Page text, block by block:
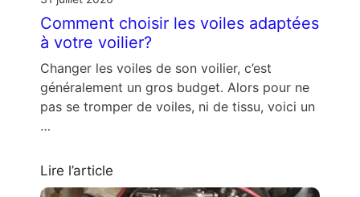
Comment choisir les voiles adaptées
à votre voilier?
Changer les voiles de son voilier, c’est
généralement un gros budget. Alors pour ne
pas se tromper de voiles, ni de tissu, voici un
…
Lire l’article